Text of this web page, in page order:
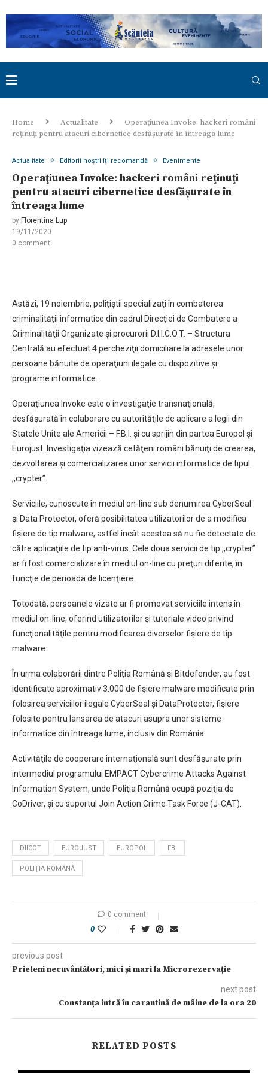
Home Actualitate
Operaţiunea Invoke: hackeri români
reţinuţi pentru atacuri cibernetice desfășurate în întreaga lume
Actualitate Editorii noștri îți recomandă Evenimente
Operaţiunea Invoke: hackeri români reţinuţi
pentru atacuri cibernetice desfășurate în
întreaga lume
by Florentina Lup
19/11/2020
0 comment
Astăzi, 19 noiembrie, poliţiştii specializaţi în combaterea
criminalităţii informatice din cadrul Direcţiei de Combatere a
Criminalităţii Organizate şi procurorii D.I.I.C.O.T. – Structura
Centrală au efectuat 4 percheziţii domiciliare la adresele unor
persoane bănuite de operaţiuni ilegale cu dispozitive şi
programe informatice.
Operaţiunea Invoke este o investigaţie transnaţională,
desfăşurată în colaborare cu autorităţile de aplicare a legii din
Statele Unite ale Americii – F.B.I. şi cu sprijin din partea Europol şi
Eurojust. Investigaţia vizează cetăţeni români bănuiţi de crearea,
dezvoltarea şi comercializarea unor servicii informatice de tipul
,,crypter”.
Serviciile, cunoscute în mediul on-line sub denumirea CyberSeal
şi Data Protector, oferă posibilitatea utilizatorilor de a modifica
fişiere de tip malware, astfel încât acestea să nu fie detectate de
către aplicaţiile de tip anti-virus. Cele doua servicii de tip ,,crypter”
ar fi fost comercializare în mediul on-line cu preţuri diferite, în
funcţie de perioada de licenţiere.
Totodată, persoanele vizate ar fi promovat serviciile intens în
mediul on-line, oferind utilizatorilor şi tutoriale video privind
funcţionalităţile pentru modificarea diverselor fişiere de tip
malware.
În urma colaborării dintre Poliţia Română şi Bitdefender, au fost
identificate aproximativ 3.000 de fişiere malware modificate prin
folosirea serviciilor ilegale CyberSeal şi DataProtector, fişiere
folosite pentru lansarea de atacuri asupra unor sisteme
informatice din întreaga lume, inclusiv din România.
Activităţile de cooperare internaţională sunt desfăşurate prin
intermediul programului EMPACT Cybercrime Attacks Against
Information System, unde Poliţia Română ocupă poziţia de
CoDriver, şi cu suportul Join Action Crime Task Force (J-CAT).
DIICOT EUROJUST EUROPOL FBI
POLIŢIA ROMÂNĂ
0 comment
0
previous post
Prieteni necuvântători, mici și mari la Microrezervație
next post
Constanța intră în carantină de mâine de la ora 20
RELATED POSTS